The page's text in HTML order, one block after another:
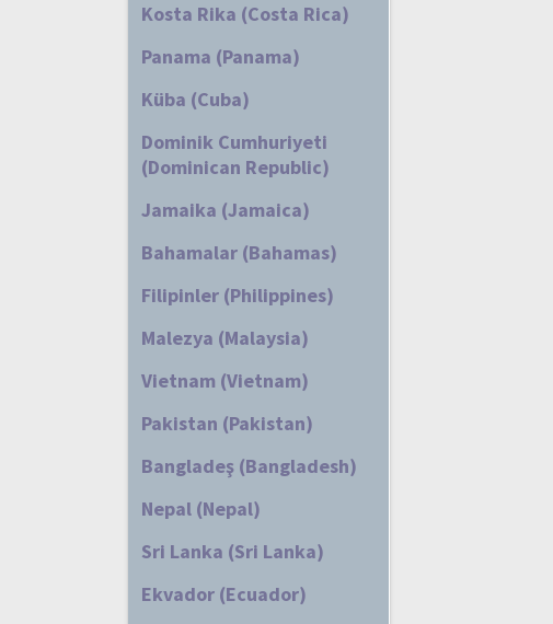
Kosta Rika (Costa Rica)
Panama (Panama)
Küba (Cuba)
Dominik Cumhuriyeti
(Dominican Republic)
Jamaika (Jamaica)
Bahamalar (Bahamas)
Filipinler (Philippines)
Malezya (Malaysia)
Vietnam (Vietnam)
Pakistan (Pakistan)
Bangladeş (Bangladesh)
Nepal (Nepal)
Sri Lanka (Sri Lanka)
Ekvador (Ecuador)